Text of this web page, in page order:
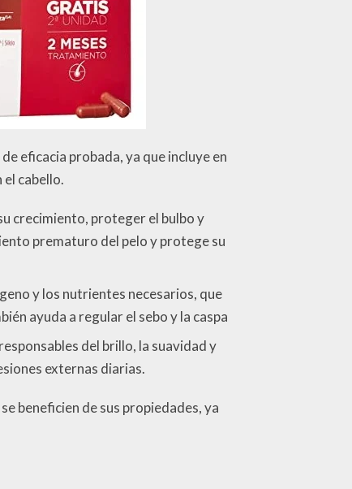
de eficacia probada, ya que incluye en
cabello.
crecimiento, proteger el bulbo y
prematuro del pelo y protege su
y los nutrientes necesarios, que
ayuda a regular el sebo y la caspa
del brillo, la suavidad y
externas diarias.
beneficien de sus propiedades, ya